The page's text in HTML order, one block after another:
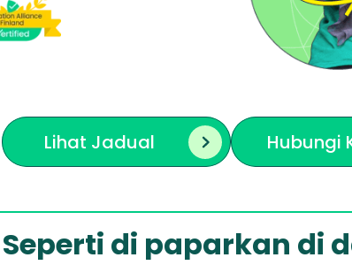
Lihat Jadual Hubungi
Seperti di paparkan di